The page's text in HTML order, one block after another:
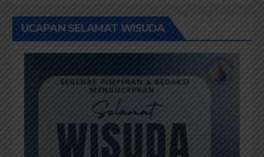
UCAPAN SELAMAT WISUDA